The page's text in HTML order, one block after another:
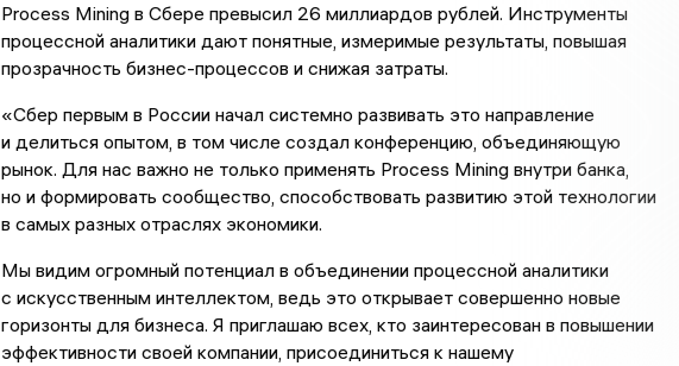
Process Mining в Сбере превысил 26 миллиардов рублей. Инструменты
процессной аналитики дают понятные, измеримые результаты, повышая
прозрачность бизнес-процессов и снижая затраты.
«Сбер первым в России начал системно развивать это направление
и делиться опытом, в том числе создал конференцию, объединяющую
рынок. Для нас важно не только применять Process Mining внутри банка,
но и формировать сообщество, способствовать развитию этой технологии
в самых разных отраслях экономики.
Мы видим огромный потенциал в объединении процессной аналитики
с искусственным интеллектом, ведь это открывает совершенно новые
горизонты для бизнеса. Я приглашаю всех, кто заинтересован в повышении
эффективности своей компании, присоединиться к нашему